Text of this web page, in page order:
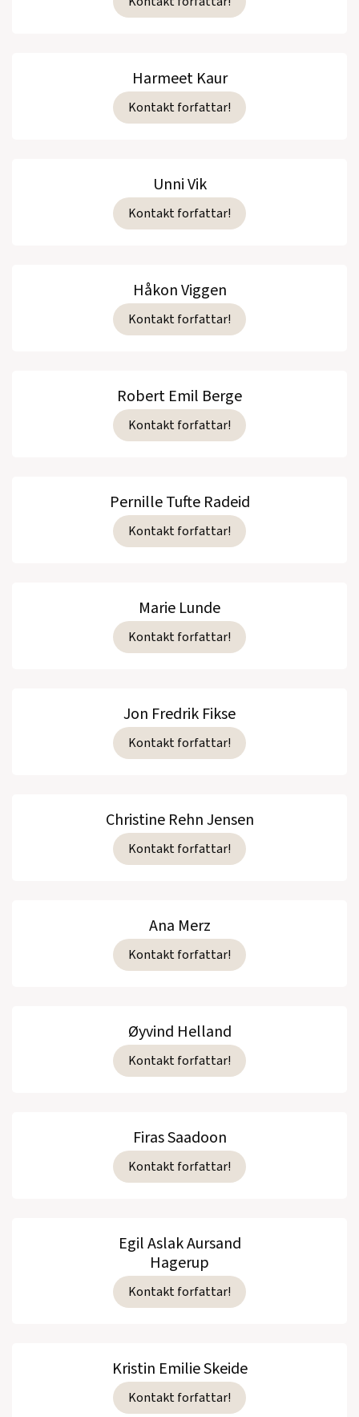
Harmeet Kaur
Kontakt forfattar!
Unni Vik
Kontakt forfattar!
Håkon Viggen
Kontakt forfattar!
Robert Emil Berge
Kontakt forfattar!
Pernille Tufte Radeid
Kontakt forfattar!
Marie Lunde
Kontakt forfattar!
Jon Fredrik Fikse
Kontakt forfattar!
Christine Rehn Jensen
Kontakt forfattar!
Ana Merz
Kontakt forfattar!
Øyvind Helland
Kontakt forfattar!
Firas Saadoon
Kontakt forfattar!
Egil Aslak Aursand
Hagerup
Kontakt forfattar!
Kristin Emilie Skeide
Kontakt forfattar!